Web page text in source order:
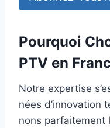
Pourquoi
PTV en
Notre expertise
nées d’innovation
nons parfaitement